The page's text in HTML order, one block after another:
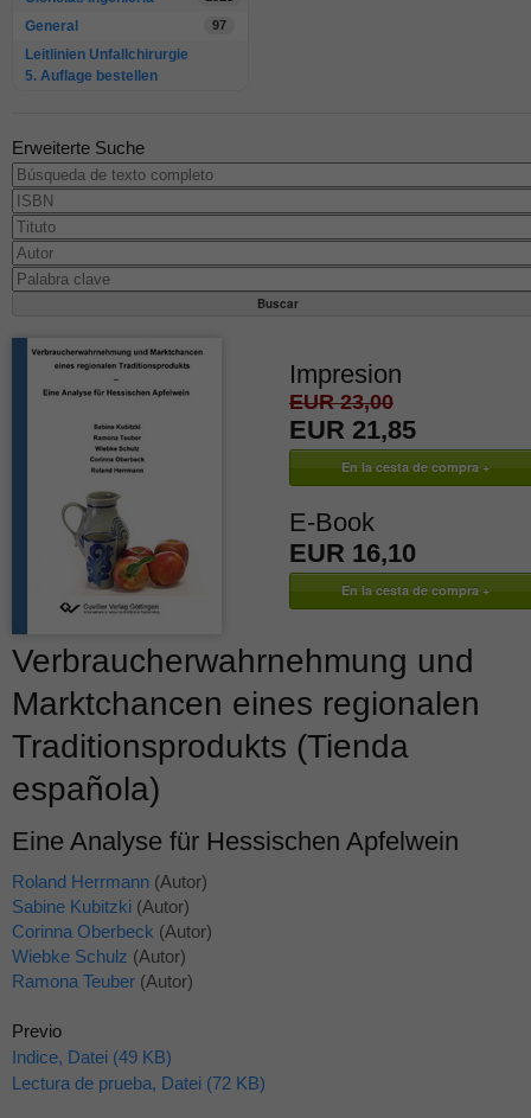
General 97
Leitlinien Unfallchirurgie
5. Auflage bestellen
Erweiterte Suche
Impresion
EUR 23,00
EUR 21,85
E-Book
EUR 16,10
Verbraucherwahrnehmung und
Marktchancen eines regionalen
Traditionsprodukts (Tienda
española)
Eine Analyse für Hessischen Apfelwein
Roland Herrmann (Autor)
Sabine Kubitzki (Autor)
Corinna Oberbeck (Autor)
Wiebke Schulz (Autor)
Ramona Teuber (Autor)
Previo
Indice, Datei (49 KB)
Lectura de prueba, Datei (72 KB)